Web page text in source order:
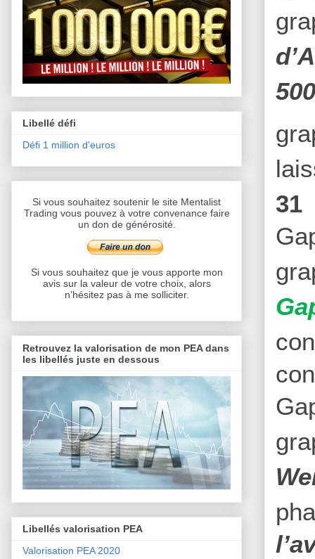
31
Libellé défi
Défi 1 million d'euros
Si vous souhaitez soutenir le site Mentalist
Trading vous pouvez à votre convenance faire
un don de générosité.
Si vous souhaitez que je vous apporte mon
avis sur la valeur de votre choix, alors
n’hésitez pas à me solliciter.
Retrouvez la valorisation de mon PEA dans
les libellés juste en dessous
Libellés valorisation PEA
Valorisation PEA 2020